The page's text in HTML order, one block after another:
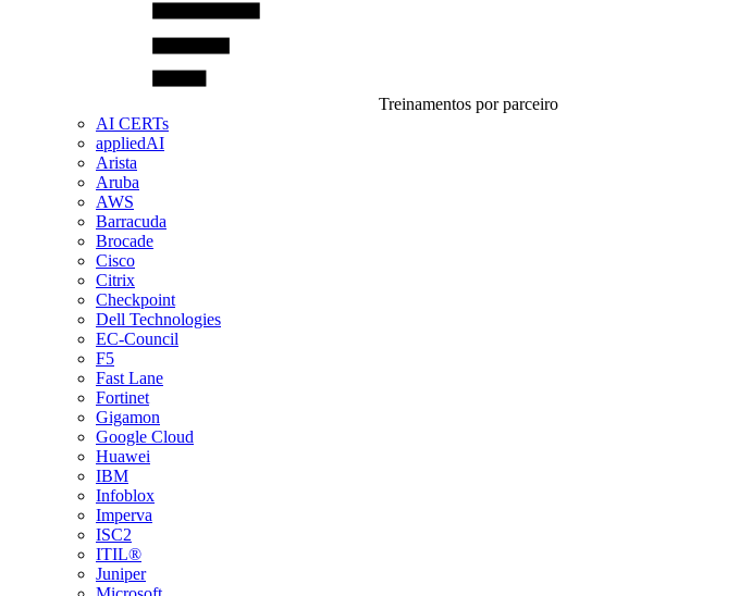
Treinamentos por parceiro
AI CERTs
appliedAI
Arista
Aruba
AWS
Barracuda
Brocade
Cisco
Citrix
Checkpoint
Dell Technologies
EC-Council
F5
Fast Lane
Fortinet
Gigamon
Google Cloud
Huawei
IBM
Infoblox
Imperva
ISC2
ITIL®
Juniper